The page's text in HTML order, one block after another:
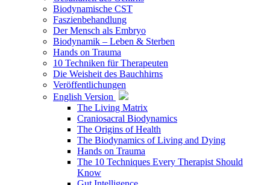
Biodynamische CST
Faszienbehandlung
Der Mensch als Embryo
Biodynamik – Leben & Sterben
Hands on Trauma
10 Techniken für Therapeuten
Die Weisheit des Bauchhirns
Veröffentlichungen
English Version
The Living Matrix
Craniosacral Biodynamics
The Origins of Health
The Biodynamics of Living and Dying
Hands on Trauma
The 10 Techniques Every Therapist Should
Know